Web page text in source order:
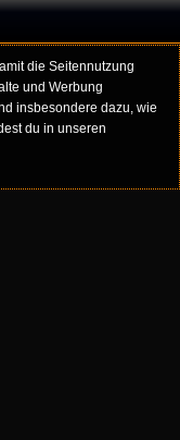
die Seitennutzung
und Werbung
insbesondere dazu, wie
du in unseren